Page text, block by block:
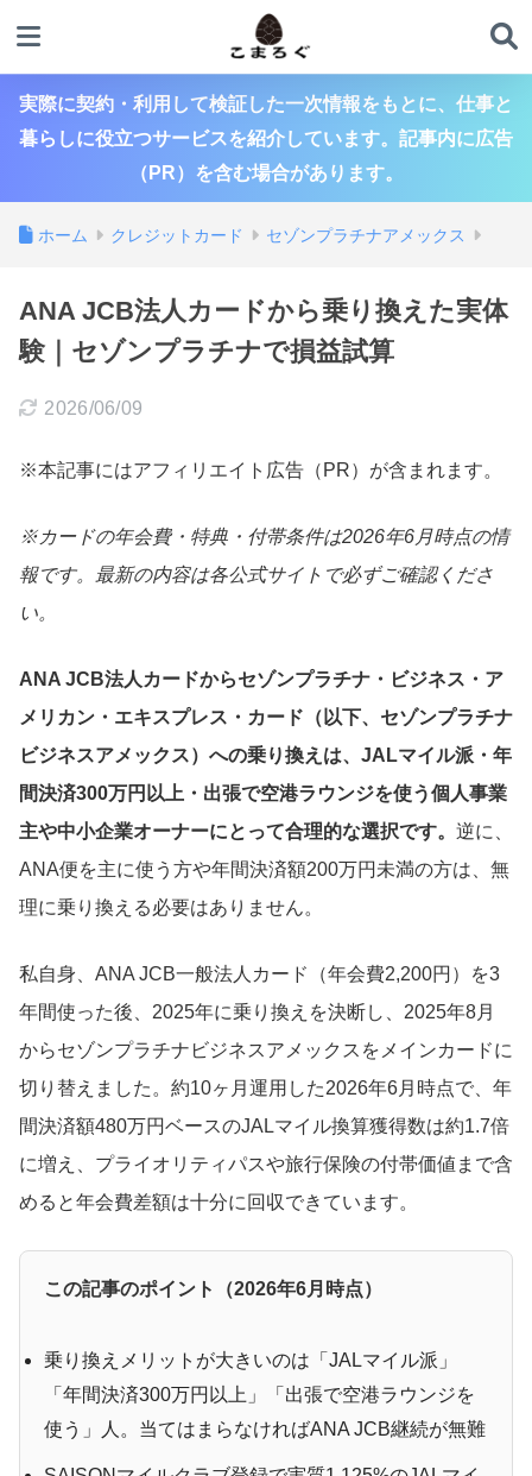
実際に契約・利用して検証した一次情報をもとに、仕事と
暮らしに役立つサービスを紹介しています。記事内に広告
（PR）を含む場合があります。
ホーム クレジットカード セゾンプラチナアメックス
ANA JCB法人カードから乗り換えた実体
験｜セゾンプラチナで損益試算
2026/06/09
※本記事にはアフィリエイト広告（PR）が含まれます。
※カードの年会費・特典・付帯条件は2026年6月時点の情
報です。最新の内容は各公式サイトで必ずご確認くださ
い。
ANA JCB法人カードからセゾンプラチナ・ビジネス・ア
メリカン・エキスプレス・カード（以下、セゾンプラチナ
ビジネスアメックス）への乗り換えは、JALマイル派・年
間決済300万円以上・出張で空港ラウンジを使う個人事業
主や中小企業オーナーにとって合理的な選択です。 逆に、
ANA便を主に使う方や年間決済額200万円未満の方は、無
理に乗り換える必要はありません。
私自身、ANA JCB一般法人カード（年会費2,200円）を3
年間使った後、2025年に乗り換えを決断し、2025年8月
からセゾンプラチナビジネスアメックスをメインカードに
切り替えました。約10ヶ月運用した2026年6月時点で、年
間決済額480万円ベースのJALマイル換算獲得数は約1.7倍
に増え、プライオリティパスや旅行保険の付帯価値まで含
めると年会費差額は十分に回収できています。
この記事のポイント（2026年6月時点）
乗り換えメリットが大きいのは「JALマイル派」
「年間決済300万円以上」「出張で空港ラウンジを
使う」人。当てはまらなければANA JCB継続が無難